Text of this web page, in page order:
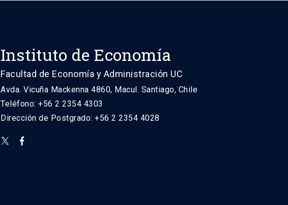
Instituto de Economía
Facultad de Economía y Administración UC
Avda. Vicuña Mackenna 4860, Macul. Santiago, Chile
Teléfono: +56 2 2354 4303
Dirección de Postgrado: +56 2 2354 4028